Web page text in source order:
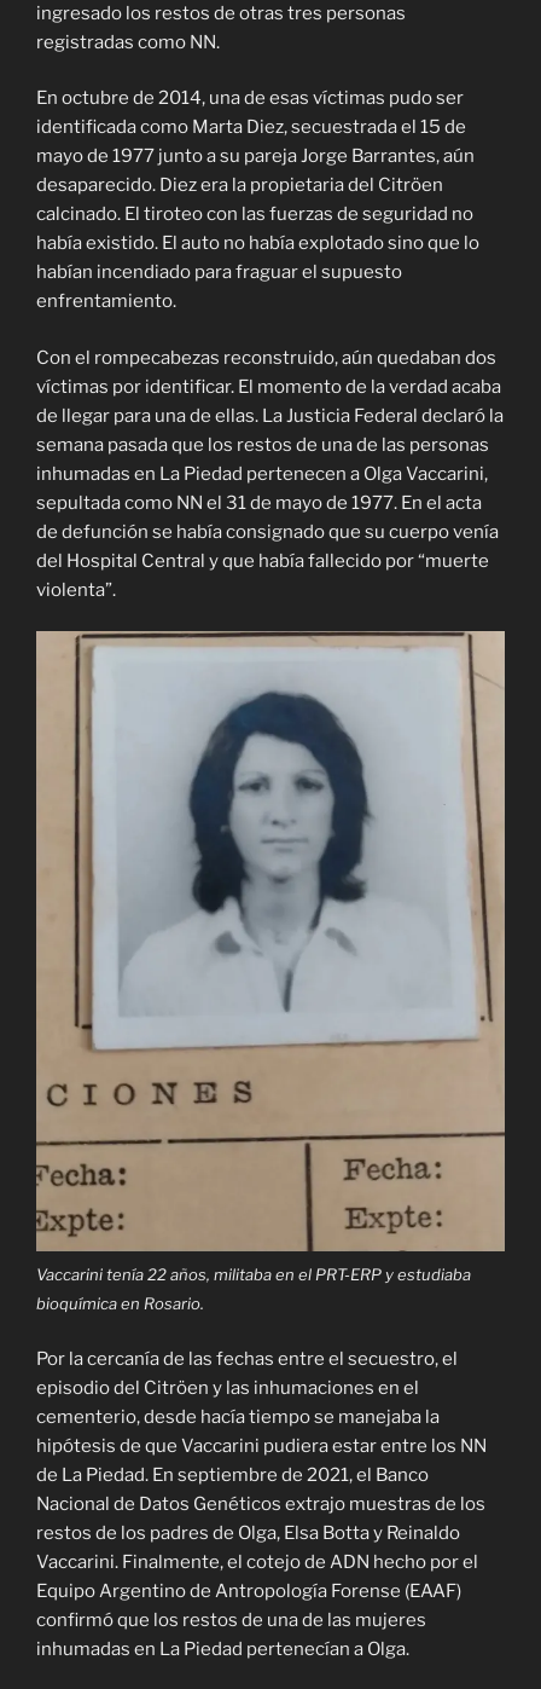
ingresado los restos de otras tres personas
registradas como NN.
En octubre de 2014, una de esas víctimas pudo ser
identificada como Marta Diez, secuestrada el 15 de
mayo de 1977 junto a su pareja Jorge Barrantes, aún
desaparecido. Diez era la propietaria del Citröen
calcinado. El tiroteo con las fuerzas de seguridad no
había existido. El auto no había explotado sino que lo
habían incendiado para fraguar el supuesto
enfrentamiento.
Con el rompecabezas reconstruido, aún quedaban dos
víctimas por identificar. El momento de la verdad acaba
de llegar para una de ellas. La Justicia Federal declaró la
semana pasada que los restos de una de las personas
inhumadas en La Piedad pertenecen a Olga Vaccarini,
sepultada como NN el 31 de mayo de 1977. En el acta
de defunción se había consignado que su cuerpo venía
del Hospital Central y que había fallecido por “muerte
violenta”.
Vaccarini tenía 22 años, militaba en el PRT-ERP y estudiaba
bioquímica en Rosario.
Por la cercanía de las fechas entre el secuestro, el
episodio del Citröen y las inhumaciones en el
cementerio, desde hacía tiempo se manejaba la
hipótesis de que Vaccarini pudiera estar entre los NN
de La Piedad. En septiembre de 2021, el Banco
Nacional de Datos Genéticos extrajo muestras de los
restos de los padres de Olga, Elsa Botta y Reinaldo
Vaccarini. Finalmente, el cotejo de ADN hecho por el
Equipo Argentino de Antropología Forense (EAAF)
confirmó que los restos de una de las mujeres
inhumadas en La Piedad pertenecían a Olga.